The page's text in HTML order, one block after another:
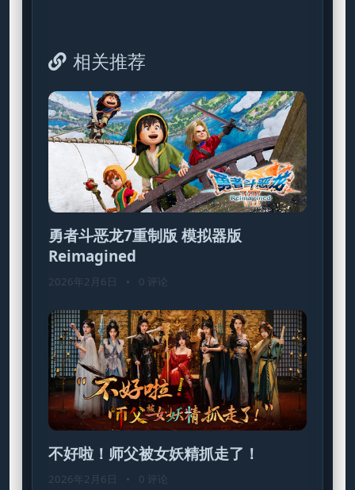
相关推荐
勇者斗恶龙7重制版 模拟器版
Reimagined
2026年2月6日 • 0 评论
不好啦！师父被女妖精抓走了！
2026年2月6日 • 0 评论